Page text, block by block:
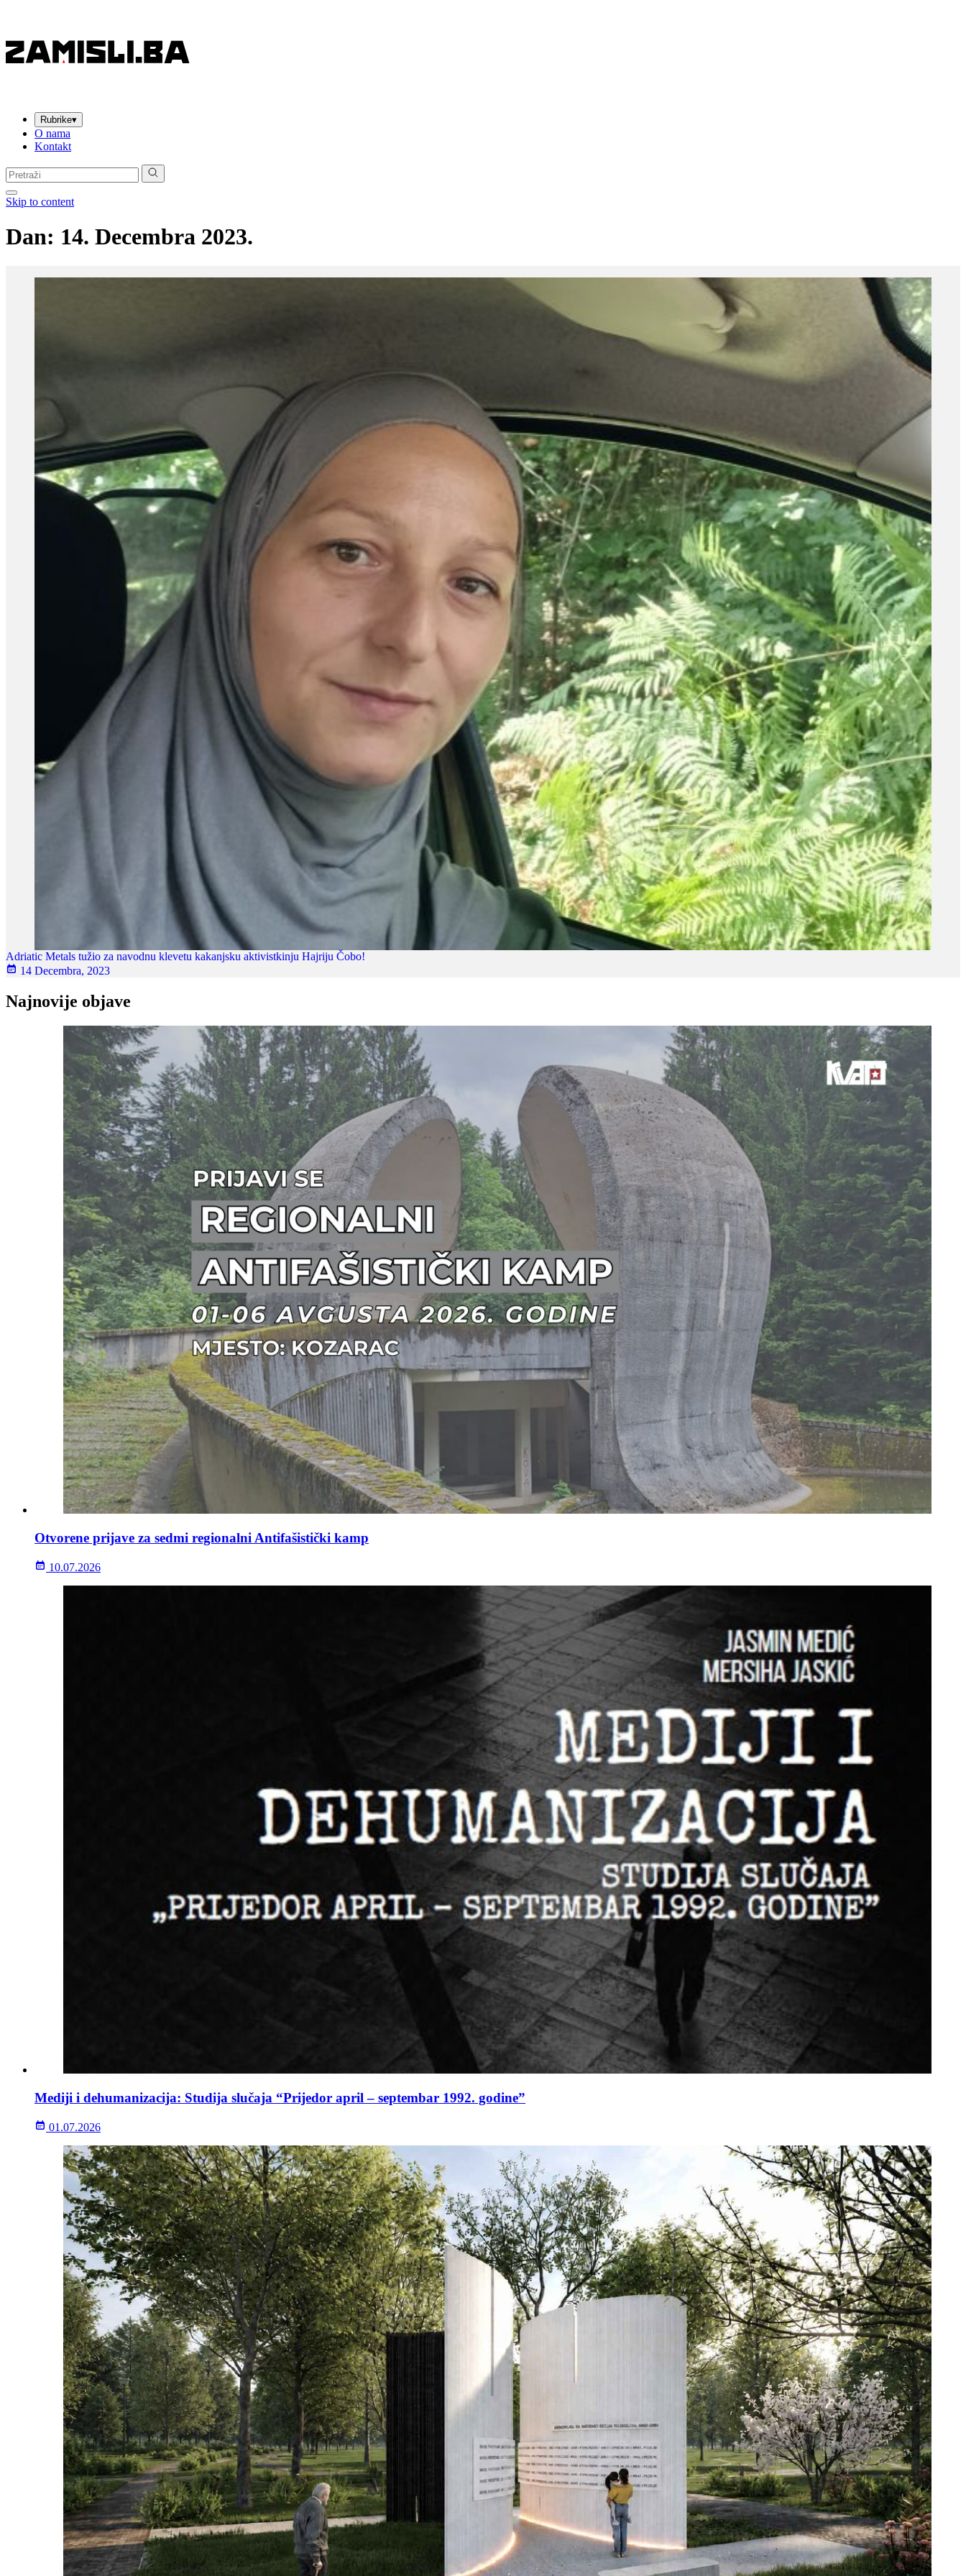
Rubrike▾
O nama
Kontakt
Pretraga:
Skip to content
Dan: 14. Decembra 2023.
Adriatic Metals tužio za navodnu klevetu kakanjsku aktivistkinju Hajriju Čobo!
14 Decembra, 2023
Najnovije objave
Otvorene prijave za sedmi regionalni Antifašistički kamp
10.07.2026
Mediji i dehumanizacija: Studija slučaja “Prijedor april – septembar 1992. godine”
01.07.2026